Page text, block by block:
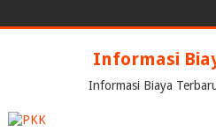
Informasi
Informasi Biaya